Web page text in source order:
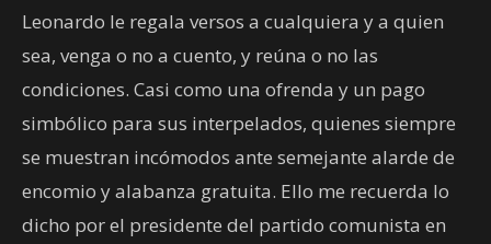
Leonardo le regala versos a cualquiera y a quien
sea, venga o no a cuento, y reúna o no las
condiciones. Casi como una ofrenda y un pago
simbólico para sus interpelados, quienes siempre
se muestran incómodos ante semejante alarde de
encomio y alabanza gratuita. Ello me recuerda lo
dicho por el presidente del partido comunista en